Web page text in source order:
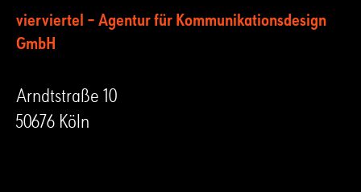
vierviertel – Agentur für Kommunikationsdesign
GmbH
Arndtstraße 10
50676 Köln